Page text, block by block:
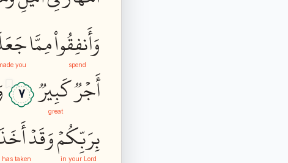
وَأَنفِقُواْ
spend
مِمَّا
you
أَجۡرٞكَبِيرٞ
great
٧
بِرَبِّكُمۡ
in your Lord
وَقَدۡ
has taken